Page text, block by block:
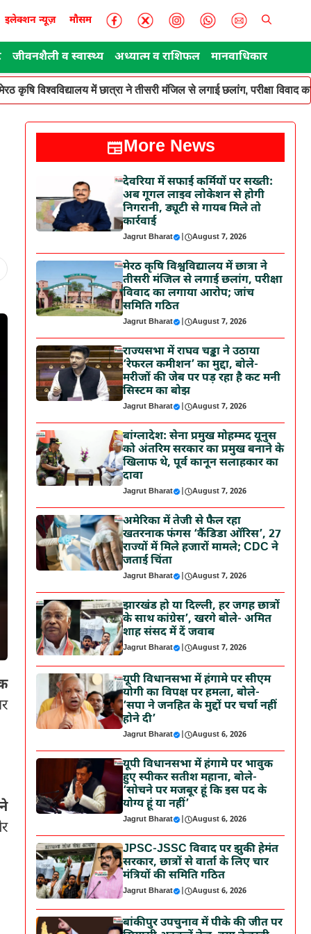
इलेक्शन न्यूज़ मौसम
जीवनशैली व स्वास्थ्य अध्यात्म व राशिफल मानवाधिकार
कृषि विश्वविद्यालय में छात्रा ने तीसरी मंजिल से लगाई छलांग, परीक्षा विवाद
More News
देवरिया में सफाई कर्मियों पर सख्ती:
अब गूगल लाइव लोकेशन से होगी
निगरानी, ड्यूटी से गायब मिले तो
कार्रवाई
Jagrut Bharat | August 7, 2026
मेरठ कृषि विश्वविद्यालय में छात्रा ने
तीसरी मंजिल से लगाई छलांग, परीक्षा
विवाद का लगाया आरोप; जांच
समिति गठित
Jagrut Bharat | August 7, 2026
राज्यसभा में राघव चड्ढा ने उठाया
‘रेफरल कमीशन’ का मुद्दा, बोले-
मरीजों की जेब पर पड़ रहा है कट मनी
सिस्टम का बोझ
Jagrut Bharat | August 7, 2026
बांग्लादेश: सेना प्रमुख मोहम्मद यूनुस
को अंतरिम सरकार का प्रमुख बनाने के
खिलाफ थे, पूर्व कानून सलाहकार का
दावा
Jagrut Bharat | August 7, 2026
अमेरिका में तेजी से फैल रहा
खतरनाक फंगस ‘कैंडिडा ऑरिस’, 27
राज्यों में मिले हजारों मामले; CDC ने
जताई चिंता
Jagrut Bharat | August 7, 2026
झारखंड हो या दिल्ली, हर जगह छात्रों
के साथ कांग्रेस’, खरगे बोले- अमित
शाह संसद में दें जवाब
Jagrut Bharat | August 7, 2026
यूपी विधानसभा में हंगामे पर सीएम
योगी का विपक्ष पर हमला, बोले-
‘सपा ने जनहित के मुद्दों पर चर्चा नहीं
होने दी’
Jagrut Bharat | August 6, 2026
यूपी विधानसभा में हंगामे पर भावुक
हुए स्पीकर सतीश महाना, बोले-
‘सोचने पर मजबूर हूं कि इस पद के
योग्य हूं या नहीं’
Jagrut Bharat | August 6, 2026
JPSC-JSSC विवाद पर झुकी हेमंत
सरकार, छात्रों से वार्ता के लिए चार
मंत्रियों की समिति गठित
Jagrut Bharat | August 6, 2026
बांकीपुर उपचुनाव में पीके की जीत पर